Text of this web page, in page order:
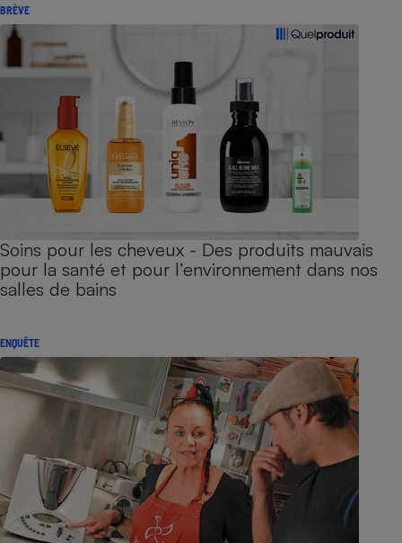
BRÈVE
Soins pour les cheveux - Des produits mauvais
pour la santé et pour l’environnement dans nos
salles de bains
ENQUÊTE